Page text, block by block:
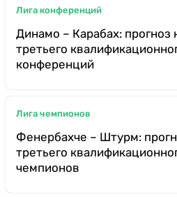
Лига конференций
Динамо – Карабах: прогноз
третьего
конференций
Лига чемпионов
Фенербахче – Штурм:
третьего
чемпионов